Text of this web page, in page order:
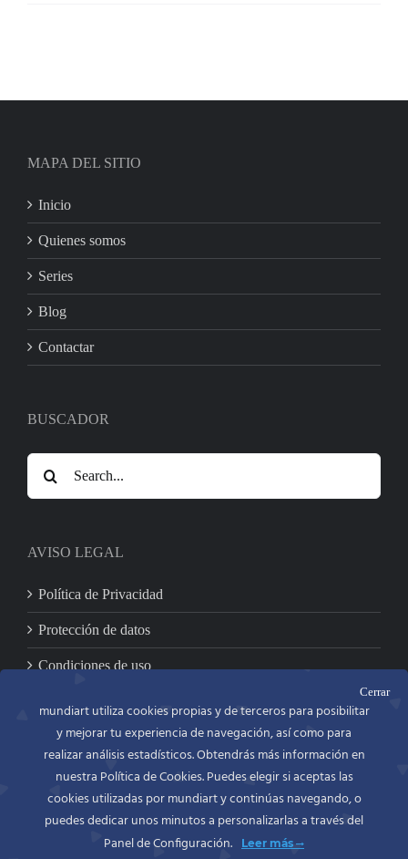
MAPA DEL SITIO
Inicio
Quienes somos
Series
Blog
Contactar
BUSCADOR
Search
for:
AVISO LEGAL
Política de Privacidad
Protección de datos
Condiciones de uso
CONTACTO
MUNDIART
Miniaturas en metal, S.L.
C/. Bailén, 54 bajo
46100 BURJASSOT (Valencia)
España (Spain)
Cerrar
mundiart utiliza cookies propias y de terceros para posibilitar
y mejorar tu experiencia de navegación, así como para
realizar análisis estadísticos. Obtendrás más información en
nuestra Política de Cookies. Puedes elegir si aceptas las
cookies utilizadas por mundiart y continúas navegando, o
puedes dedicar unos minutos a personalizarlas a través del
Panel de Configuración.
Leer más